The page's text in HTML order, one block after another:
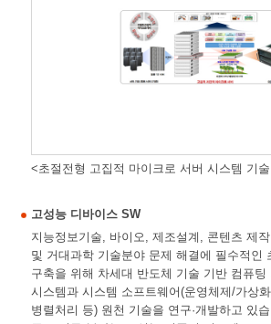
<초절전형 고집적 마이크로 서버 시스템 기
고성능 디바이스 SW
지능정보기술, 바이오, 제조설계, 콘텐츠 제
및 거대과학 기술분야 문제 해결에 필수적인
구축을 위해 차세대 반도체 기술 기반 컴퓨팅
시스템과 시스템 소프트웨어(운영체제/가상
병렬처리 등) 원천 기술을 연구·개발하고 있